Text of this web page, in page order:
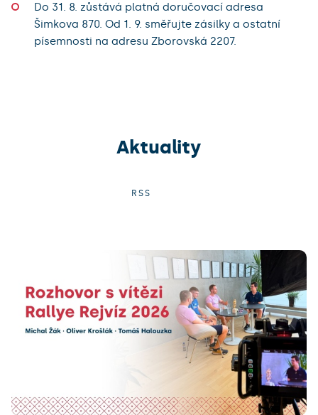
Do 31. 8. zůstává platná doručovací adresa
Šimkova 870. Od 1. 9. směřujte zásilky a ostatní
písemnosti na adresu Zborovská 2207.
Aktuality
RSS